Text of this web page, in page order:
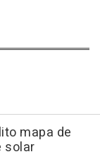
mapa de
solar